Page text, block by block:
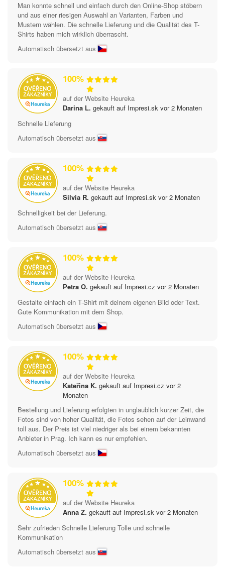
Man konnte schnell und einfach durch den Online-Shop stöbern
und aus einer riesigen Auswahl an Varianten, Farben und
Mustern wählen. Die schnelle Lieferung und die Qualität des T-
Shirts haben mich wirklich überrascht.
Automatisch übersetzt aus
100%
auf der Website Heureka
Darina L. gekauft auf Impresi.sk vor 2 Monaten
Schnelle Lieferung
Automatisch übersetzt aus
100%
auf der Website Heureka
Silvia R. gekauft auf Impresi.sk vor 2 Monaten
Schnelligkeit bei der Lieferung.
Automatisch übersetzt aus
100%
auf der Website Heureka
Petra O. gekauft auf Impresi.cz vor 2 Monaten
Gestalte einfach ein T-Shirt mit deinem eigenen Bild oder Text.
Gute Kommunikation mit dem Shop.
Automatisch übersetzt aus
100%
auf der Website Heureka
Kateřina K. gekauft auf Impresi.cz vor 2
Monaten
Bestellung und Lieferung erfolgten in unglaublich kurzer Zeit, die
Fotos sind von hoher Qualität, die Fotos sehen auf der Leinwand
toll aus. Der Preis ist viel niedriger als bei einem bekannten
Anbieter in Prag. Ich kann es nur empfehlen.
Automatisch übersetzt aus
100%
auf der Website Heureka
Anna Z. gekauft auf Impresi.sk vor 2 Monaten
Sehr zufrieden Schnelle Lieferung Tolle und schnelle
Kommunikation
Automatisch übersetzt aus